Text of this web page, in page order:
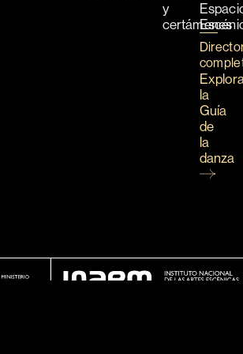
y
certámenes
la
Guía
de
la
danza